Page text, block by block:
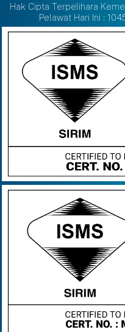
Hak Cipta Terpelihara
Pelawat Hari Ini :